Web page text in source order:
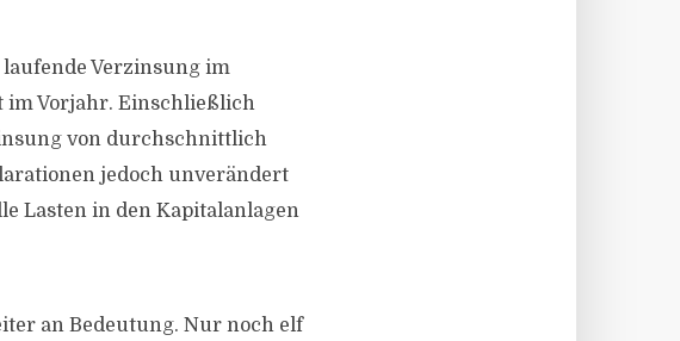
Verzinsung im
im Vorjahr. Einschließlich
von durchschnittlich
jedoch unverändert
Lasten in den Kapitalanlagen
an Bedeutung. Nur noch elf